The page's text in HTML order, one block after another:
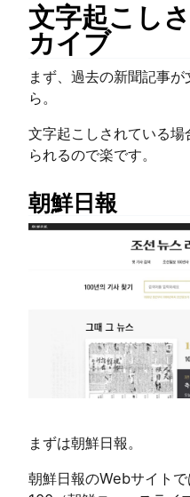
文字起こし
カイブ
まず、過去の新聞記事
ら。
文字起こしされている
られるので楽です。
朝鮮日報
まずは朝鮮日報。
朝鮮日報のWebサイト